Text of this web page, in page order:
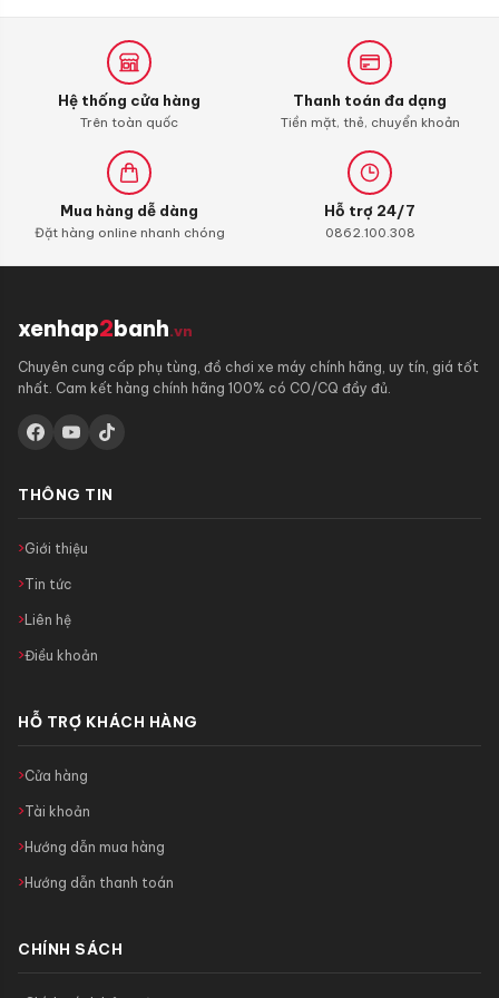
Hệ thống cửa hàng
Trên toàn quốc
Thanh toán đa dạng
Tiền mặt, thẻ, chuyển khoản
Mua hàng dễ dàng
Đặt hàng online nhanh chóng
Hỗ trợ 24/7
0862.100.308
xenhap2banh.vn
Chuyên cung cấp phụ tùng, đồ chơi xe máy chính hãng, uy tín, giá tốt
nhất. Cam kết hàng chính hãng 100% có CO/CQ đầy đủ.
THÔNG TIN
Giới thiệu
Tin tức
Liên hệ
Điều khoản
HỖ TRỢ KHÁCH HÀNG
Cửa hàng
Tài khoản
Hướng dẫn mua hàng
Hướng dẫn thanh toán
CHÍNH SÁCH